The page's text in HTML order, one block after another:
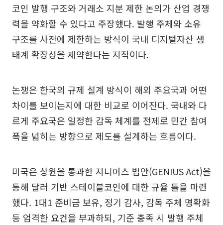
코인 발행 구조와 거래소 지분 제한 논의가 산업 경쟁
력을 약화할 수 있다고 주장했다. 발행 주체와 소유
구조를 사전에 제한하는 방식이 국내 디지털자산 생
태계 확장성을 제약한다는 지적이다.
논쟁은 한국의 규제 설계 방식이 해외 주요국과 어떤
차이를 보이는지에 대한 비교로 이어진다. 국내와 다
르게 주요국은 일정한 감독 체계를 전제로 민간 참여
폭을 넓히는 방향으로 제도를 설계하는 흐름이다.
미국은 상원을 통과한 지니어스 법안(GENIUS Act)을
통해 달러 기반 스테이블코인에 대한 규율 틀을 마련
했다. 1대1 준비금 보유, 정기 감사, 감독 주체 명확화
등 엄격한 요건을 부과하되, 기준 충족 시 발행 주체